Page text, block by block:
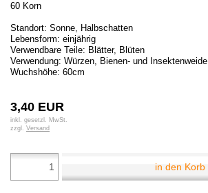
60 Korn
Standort: Sonne, Halbschatten
Lebensform: einjährig
Verwendbare Teile: Blätter, Blüten
Verwendung: Würzen, Bienen- und Insektenweide
Wuchshöhe: 60cm
3,40 EUR
inkl. gesetzl. MwSt.
zzgl. Versand
in den Korb